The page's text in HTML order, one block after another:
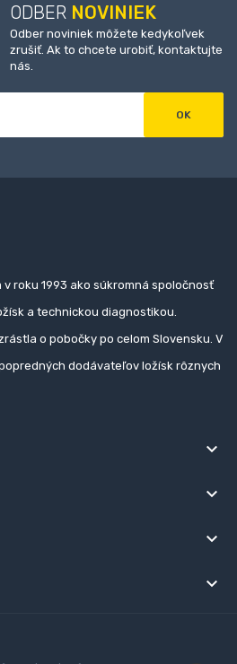
ODBER NOVINIEK
Odber noviniek môžete kedykoľvek
zrušiť. Ak to chcete urobiť, kontaktujte
nás.
v roku 1993 ako súkromná spoločnosť
a technickou diagnostikou.
o pobočky po celom Slovensku. V
dodávateľov ložísk rôznych
keyboard_arrow_down
keyboard_arrow_down
keyboard_arrow_down
